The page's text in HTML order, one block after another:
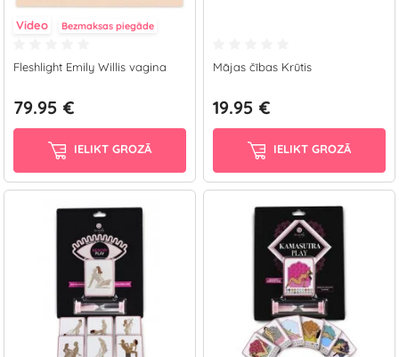
Video Bezmaksas piegāde
Fleshlight Emily Willis vagina
79.95 €
IELIKT GROZĀ
Mājas čības Krūtis
19.95 €
IELIKT GROZĀ